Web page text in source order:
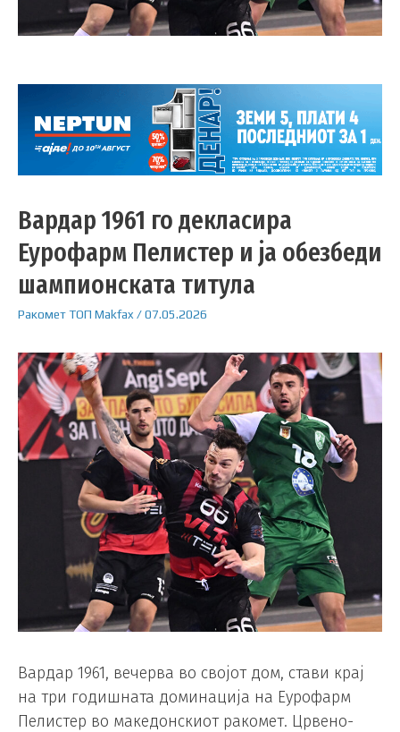
Вардар 1961 го декласира
Еурофарм Пелистер и ја обезбеди
шампионската титула
РакометТОП Makfax/07.05.2026
Вардар 1961, вечерва во својот дом, стави крај
на три годишната доминација на Еурофарм
Пелистер во македонскиот ракомет. Црвено-